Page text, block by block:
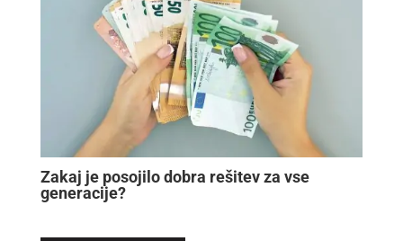
Zakaj je posojilo dobra rešitev za vse
generacije?